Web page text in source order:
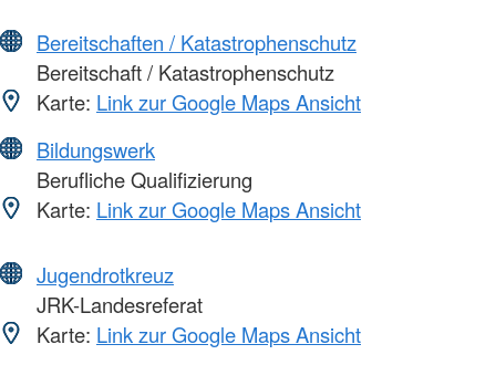
Bereitschaften / Katastrophenschutz
Bereitschaft / Katastrophenschutz
Karte: Link zur Google Maps Ansicht
Bildungswerk
Berufliche Qualifizierung
Karte: Link zur Google Maps Ansicht
Jugendrotkreuz
JRK-Landesreferat
Karte: Link zur Google Maps Ansicht